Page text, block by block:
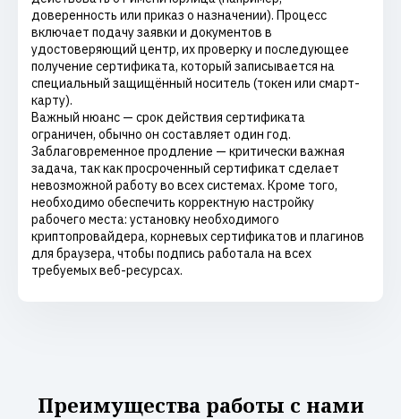
доверенность или приказ о назначении). Процесс
включает подачу заявки и документов в
удостоверяющий центр, их проверку и последующее
получение сертификата, который записывается на
специальный защищённый носитель (токен или смарт-
карту).
Важный нюанс — срок действия сертификата
ограничен, обычно он составляет один год.
Заблаговременное продление — критически важная
задача, так как просроченный сертификат сделает
невозможной работу во всех системах. Кроме того,
необходимо обеспечить корректную настройку
рабочего места: установку необходимого
криптопровайдера, корневых сертификатов и плагинов
для браузера, чтобы подпись работала на всех
требуемых веб-ресурсах.
Преимущества работы с нами